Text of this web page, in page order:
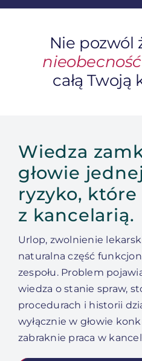
Nie pozwól
nieobecność
całą Twoją
Wiedza
głowie
ryzyko,
z kancelarią.
Urlop, zwolnienie
naturalna część
zespołu. Problem
wiedza o stanie spraw,
procedurach i historii
wyłącznie w głowie
zabraknie praca w